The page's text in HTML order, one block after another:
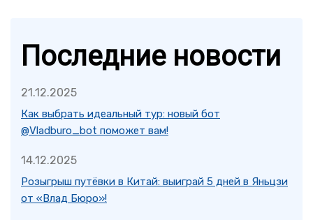
Последние новости
21.12.2025
Как выбрать идеальный тур: новый бот
@Vladburo_bot поможет вам!
14.12.2025
Розыгрыш путёвки в Китай: выиграй 5 дней в Яньцзи
от «Влад Бюро»!